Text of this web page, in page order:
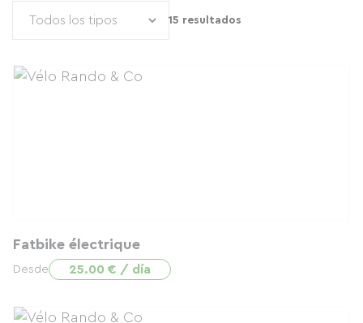
15 resultados
Fatbike électrique
Desde 25.00 € / día